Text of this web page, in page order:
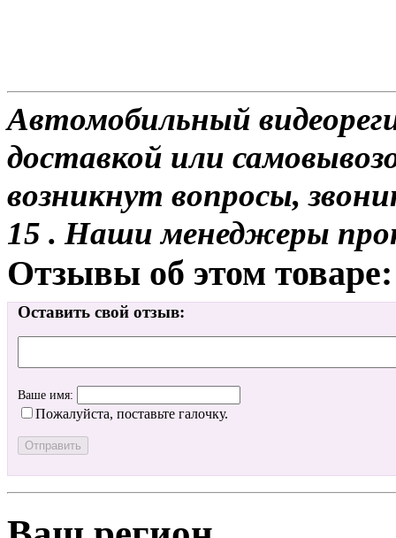
Автомобильный
доставкой или
возникнут вопросы,
15 . Наши менеджеры
Отзывы об этом товаре:
Оставить свой отзыв:
Ваше имя:
Пожалуйста, поставьте галочку.